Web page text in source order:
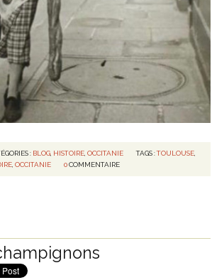
: BLOG, HISTOIRE, OCCITANIE TAGS :TOULOUSE
,OCCITANIE 0 COMMENTAIRE